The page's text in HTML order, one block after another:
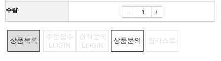
수량 - +
상품목록
주문접수
LOGIN
견적문의
LOGIN
상품문의 찜리스트